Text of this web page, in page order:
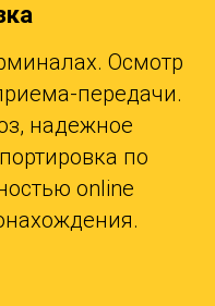
Осмотр
передачи.
надежное
по
online